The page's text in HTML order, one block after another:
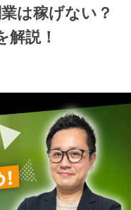
は稼げない？
解説！